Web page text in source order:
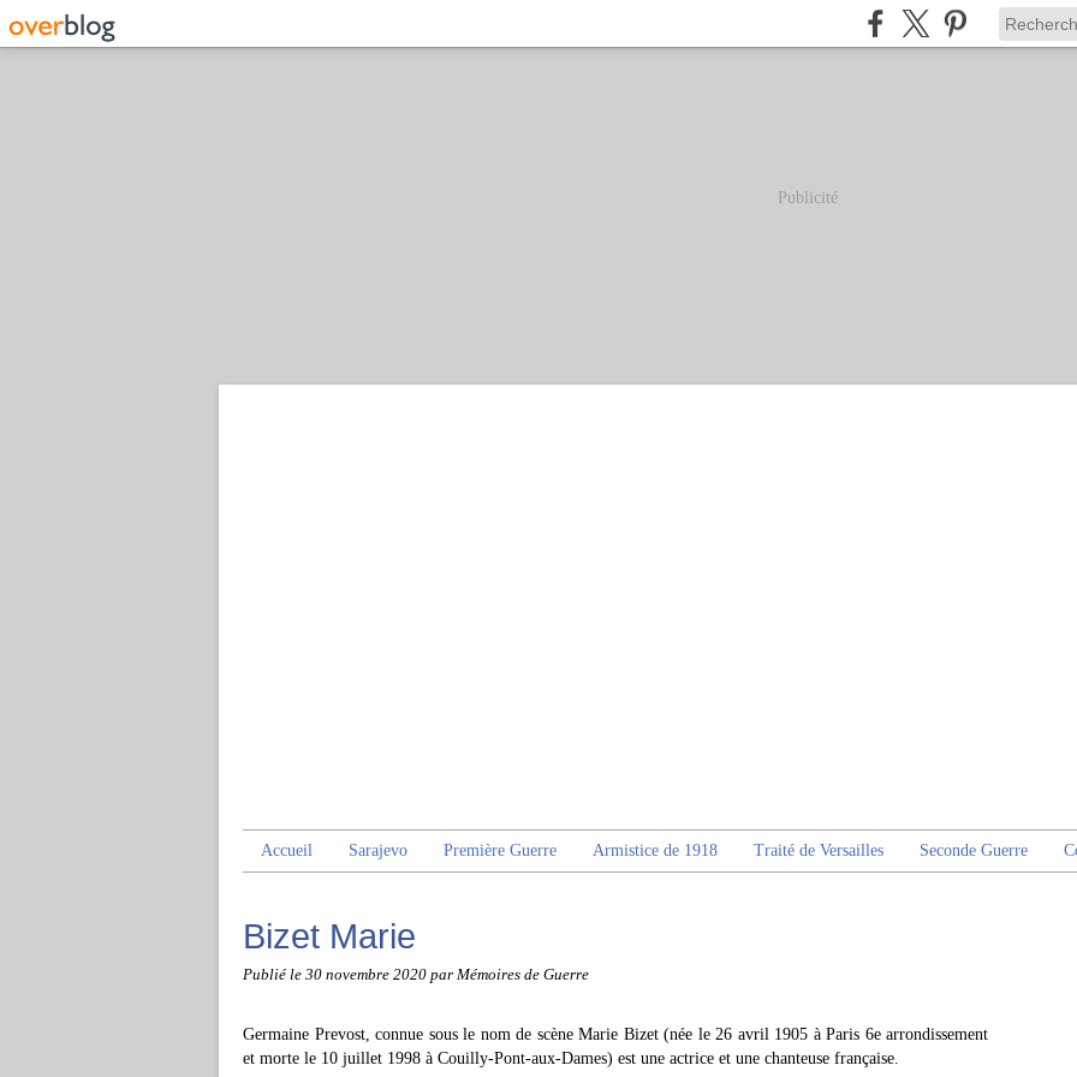
Publicité
Accueil Sarajevo Première Guerre Armistice de 1918 Traité de Versailles Seconde Guerre
Bizet Marie
Publié le 30 novembre 2020 par Mémoires de Guerre
Germaine Prevost, connue sous le nom de scène Marie Bizet (née le 26 avril 1905 à Paris 6e arrondissement
et morte le 10 juillet 1998 à Couilly-Pont-aux-Dames) est une actrice et une chanteuse française.